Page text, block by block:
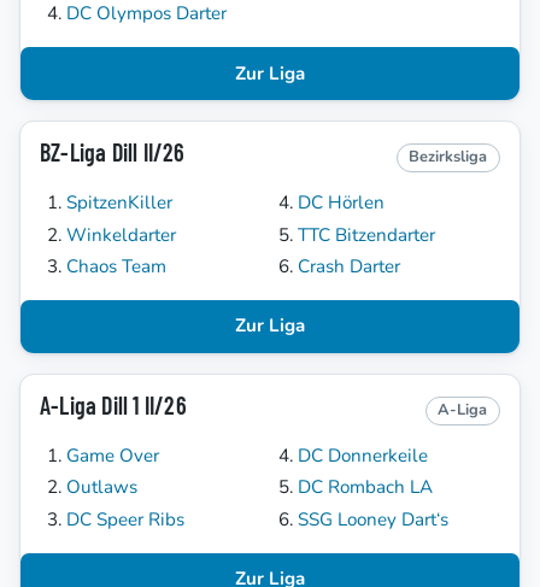
DC Olympos Darter
Zur Liga
BZ-Liga Dill II/26 Bezirksliga
SpitzenKiller
Winkeldarter
Chaos Team
DC Hörlen
TTC Bitzendarter
Crash Darter
Zur Liga
A-Liga Dill 1 II/26 A-Liga
Game Over
Outlaws
DC Speer Ribs
DC Donnerkeile
DC Rombach LA
SSG Looney Dart‘s
Zur Liga